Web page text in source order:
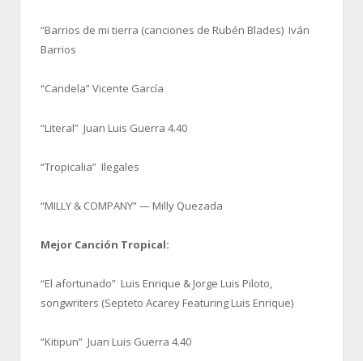
“Barrios de mi tierra (canciones de Rubén Blades) Iván
Barrios
“Candela” Vicente García
“Literal” Juan Luis Guerra 4.40
“Tropicalia” Ilegales
“MILLY & COMPANY” — Milly Quezada
Mejor Canción Tropical:
“El afortunado” Luis Enrique & Jorge Luis Piloto,
songwriters (Septeto Acarey Featuring Luis Enrique)
“Kitipun” Juan Luis Guerra 4.40